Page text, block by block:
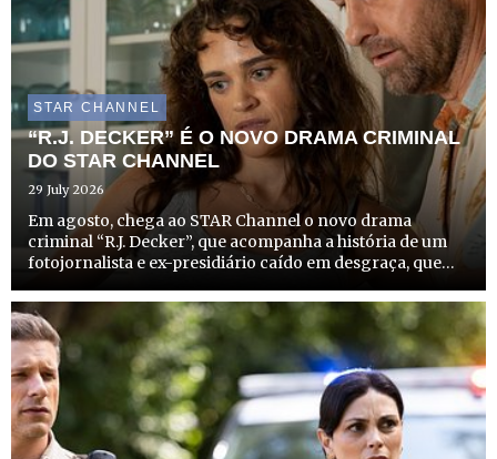
STAR CHANNEL
“R.J. DECKER” É O NOVO DRAMA CRIMINAL
DO STAR CHANNEL
29 July 2026
Em agosto, chega ao STAR Channel o novo drama
criminal “R.J. Decker”, que acompanha a história de um
fotojornalista e ex-presidiário caído em desgraça, que
solarengo e criminoso Sul da Flórida. A estreia desta
produção que com...